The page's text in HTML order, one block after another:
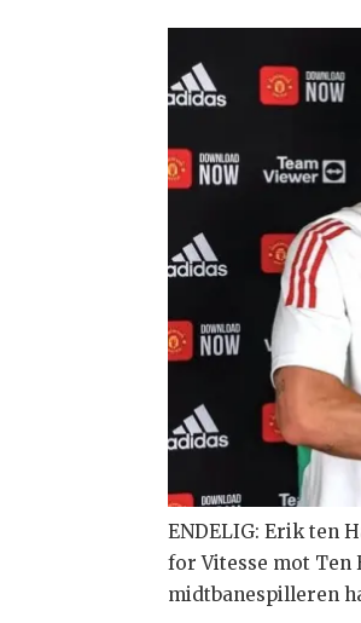
ENDELIG: Erik ten
for Vitesse mot Ten
midtbanespilleren